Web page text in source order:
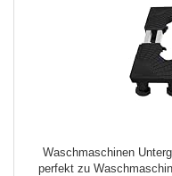
Waschmaschinen
perfekt zu